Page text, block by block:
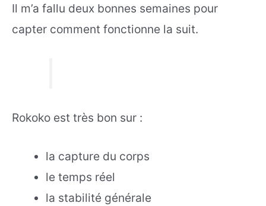
Il m’a fallu deux bonnes semaines pour
capter comment fonctionne la suit.
Rokoko est très bon sur :
la capture du corps
le temps réel
la stabilité générale